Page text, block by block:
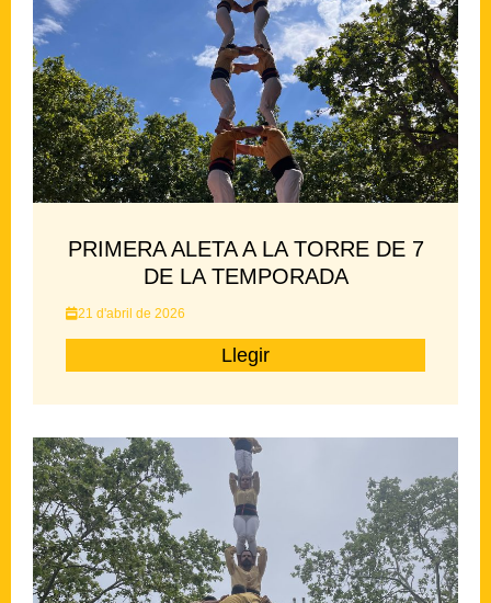
PRIMERA ALETA A LA TORRE DE 7
DE LA TEMPORADA
21 d'abril de 2026
Llegir